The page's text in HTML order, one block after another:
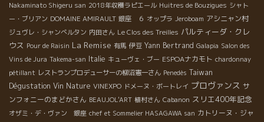
Nakaminato Shigeru san 2018年収穫ラピエール Huitres de Bouzigues シャト
ー・ブリアン DOMAINE AMIRAULT 銀座 ６ オップラ Jeroboam アシニャン村
ジュヴレ・シャンべルタン 内田さん Le Clos des Treilles パルティーダ・クレ
ウス Pour de Raisin La Remise 有馬 伊豆 Yann Bertrand Galapia Salon des
Vins de Jura Takema-san Italie キューヴェ・ブー ESPOAナカモト chardonnay
pétillant レストランプロデューサーの柳沼憲一さん Penedès Taiwan
Dégustation Vin Nature VINEXPO ドメーヌ・ボートレイ プロヴァンス サ
ンフォニーのまどかさん BEAUJOL'ART 植村さん Cabanon スリエ400年記念
オザミ・デ・ヴァン 銀座 chef et Sommelier HASAGAWA san カトリーヌ・ジャ